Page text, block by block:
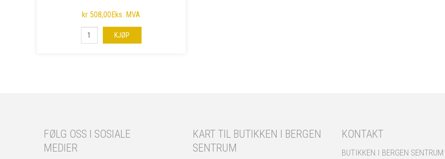
kr 508,00Eks. MVA
KJØP
FØLG OSS I SOSIALE
MEDIER
KART TIL BUTIKKEN I BERGEN
SENTRUM
KONTAKT
BUTIKKEN I BERGEN SENTRUM